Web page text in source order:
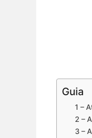
Guia
1 –
2 –
3 –